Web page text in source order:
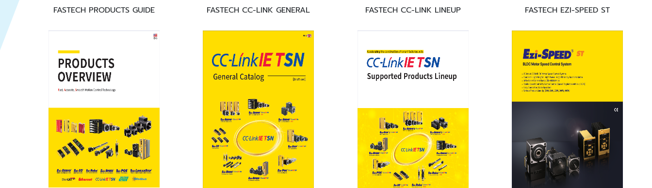
FASTECH PRODUCTS GUIDE FASTECH CC-LINK GENERAL FASTECH CC-LINK LINEUP FASTECH EZI-SPEED ST